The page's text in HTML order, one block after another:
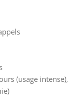
(usage intense),